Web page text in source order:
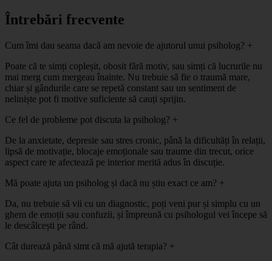
Întrebări frecvente
Cum îmi dau seama dacă am nevoie de ajutorul unui psiholog? +
Poate că te simți copleșit, obosit fără motiv, sau simți că lucrurile nu
mai merg cum mergeau înainte. Nu trebuie să fie o traumă mare,
chiar și gândurile care se repetă constant sau un sentiment de
neliniște pot fi motive suficiente să cauți sprijin.
Ce fel de probleme pot discuta la psiholog? +
De la anxietate, depresie sau stres cronic, până la dificultăți în relații,
lipsă de motivație, blocaje emoționale sau traume din trecut, orice
aspect care te afectează pe interior merită adus în discuție.
Mă poate ajuta un psiholog și dacă nu știu exact ce am? +
Da, nu trebuie să vii cu un diagnostic, poți veni pur și simplu cu un
ghem de emoții sau confuzii, și împreună cu psihologul vei începe să
le descâlcești pe rând.
Cât durează până simt că mă ajută terapia? +